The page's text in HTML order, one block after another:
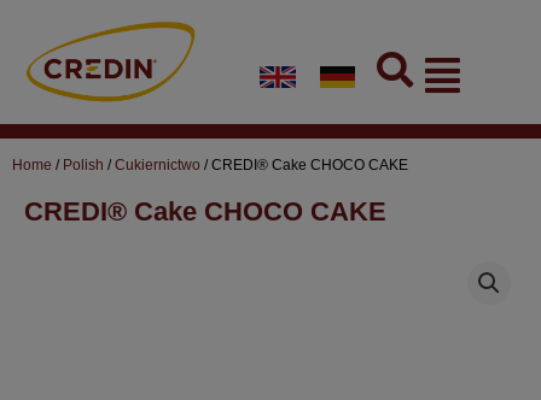
content
Flyout
Menu
Home / Polish /Cukiernictwo / CREDI® Cake CHOCO CAKE
CREDI® Cake CHOCO CAKE